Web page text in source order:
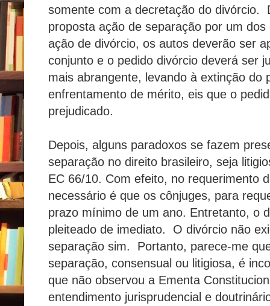
somente com a decretação do divórcio.
proposta ação de separação por um
ação de divórcio, os autos deverão ser
conjunto e o pedido divórcio deverá ser
mais abrangente, levando à extinção do
enfrentamento de mérito, eis que o
prejudicado.
Depois, alguns paradoxos se fazem
separação no direito brasileiro, seja
EC 66/10. Com efeito, no requerimento
necessário é que os cônjuges, para
prazo mínimo de um ano. Entretanto, o
pleiteado de imediato. O divórcio não
separação sim. Portanto, parece-me
separação, consensual ou litigiosa, é
que não observou a Ementa
entendimento jurisprudencial e